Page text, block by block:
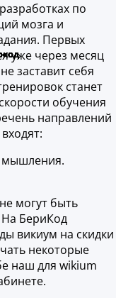
по
мозга и
Первых
уже через месяц
заставит себя
станет
обучения
направлений
мышления.
могут быть
БериКод
викиум на скидки
некоторые
наш для wikium